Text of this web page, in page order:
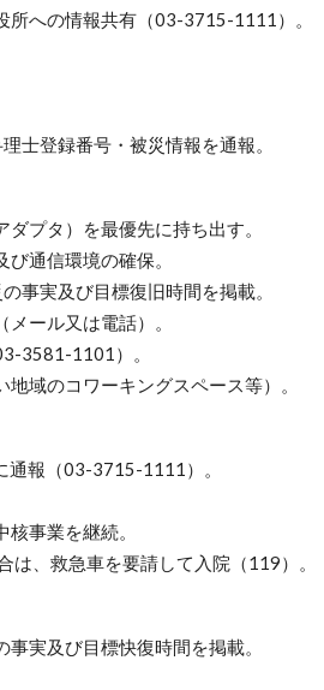
所への情報共有（03-3715-1111）
。
登録番号・被災情報を通報。
プタ）を最優先に持ち出す。
通信環境の確保。
事実及び目標復旧時間を掲載。
ール又は電話）。
3581-1101）。
地域のコワーキングスペース等）。
通報（03-3715-1111）。
核事業を継続。
、救急車を要請して入院（119）。
実及び目標快復時間を掲載。